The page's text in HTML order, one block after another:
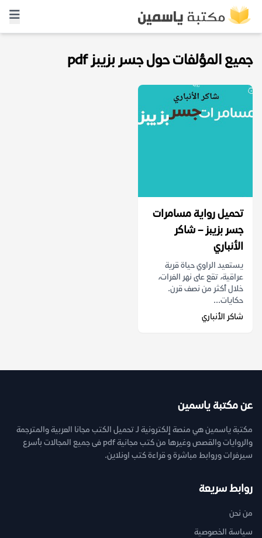
جميع المؤلفات حول جسر بزيبز pdf
تحميل رواية مسامرات
جسر بزيبز – شاكر
الأنباري
يستعيد الراوي حياة قرية
عراقية، تقع على نهر الفرات،
خلال أكثر من نصف قرن.
حكايات...
شاكر الأنباري
عن مكتبة ياسمين
مكتبة ياسمين هي منصة إلكترونية لـ تحميل الكتب مجانا العربية والمترجمة
والروايات والقصص وغيرها من كتب مجانية pdf فى جميع المجالات بأسرع
سيرفرات وروابط مباشرة و قراءة كتب اونلاين.
روابط سريعة
من نحن
سياسة الخصوصية